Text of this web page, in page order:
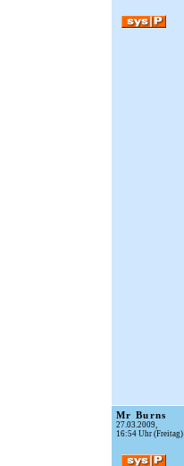
Mr Burns
27.03.2009,
16:54 Uhr (Freitag)